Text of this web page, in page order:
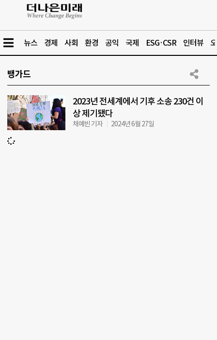
뉴스 경제 사회 환경 공익 국제 ESG·CSR 인터뷰
뱅가드
2023년 전세계에서 기후 소송 230건 이
상 제기됐다
채예빈 기자 2024년 6월 27일